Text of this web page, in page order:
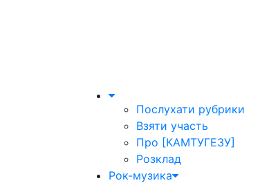
Послухати рубрики
Взяти участь
Про [КАМТУГЕЗУ]
Розклад
Рок-музика